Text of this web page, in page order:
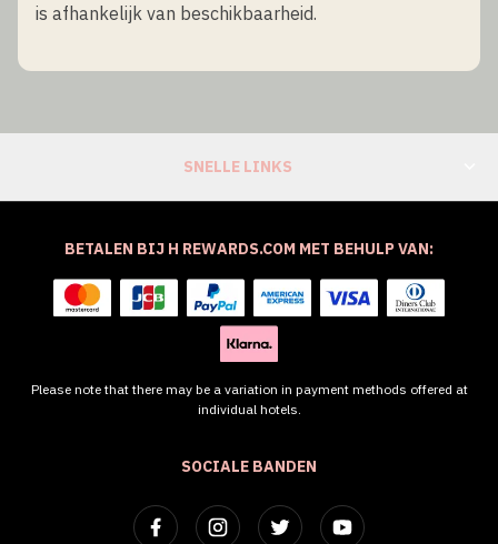
is afhankelijk van beschikbaarheid.
SNELLE LINKS
SOCIALE BANDEN
BETALEN BIJ H REWARDS.COM MET BEHULP VAN:
Please note that there may be a variation in payment methods offered at
individual hotels.